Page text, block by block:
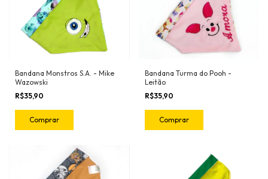
Bandana Monstros S.A. - Mike
Wazowski
R$35,90
Comprar
Bandana Turma do Pooh -
Leitão
R$35,90
Comprar